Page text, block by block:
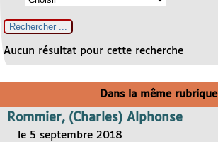
Aucun résultat pour cette recherche
Dans la même rubrique
Rommier, (Charles) Alphonse
le 5 septembre 2018